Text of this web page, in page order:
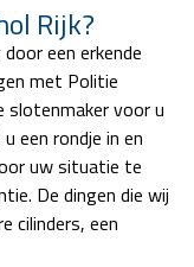
Rijk?
een erkende
met Politie
slotenmaker voor u
een rondje in en
uw situatie te
De dingen die wij
cilinders, een